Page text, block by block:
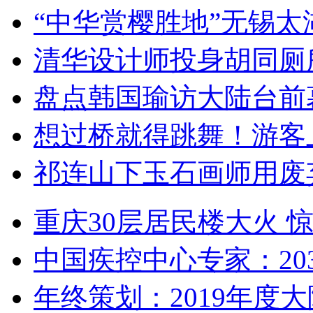
“中华赏樱胜地”无锡
清华设计师投身胡同
盘点韩国瑜访大陆台
想过桥就得跳舞！游客
祁连山下玉石画师用
重庆30层居民楼大火
中国疾控中心专家：
年终策划：2019年度